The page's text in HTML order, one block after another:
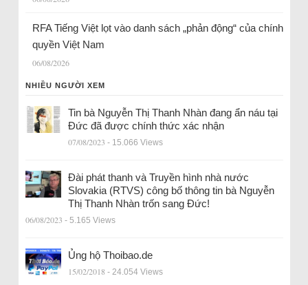
RFA Tiếng Việt lọt vào danh sách „phản động“ của chính
quyền Việt Nam
06/08/2026
NHIỀU NGƯỜI XEM
Tin bà Nguyễn Thị Thanh Nhàn đang ẩn náu tại
Đức đã được chính thức xác nhận
07/08/2023 - 15.066 Views
Đài phát thanh và Truyền hình nhà nước
Slovakia (RTVS) công bố thông tin bà Nguyễn
Thị Thanh Nhàn trốn sang Đức!
06/08/2023 - 5.165 Views
Ủng hộ Thoibao.de
15/02/2018 - 24.054 Views